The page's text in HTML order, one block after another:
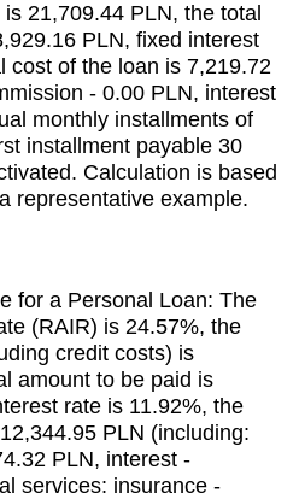
21,709.44 PLN, the total
PLN, fixed interest
cost of the loan is 7,219.72
- 0.00 PLN, interest
monthly installments of
installment payable 30
Calculation is based
representative example.
for a Personal Loan: The
(RAIR) is 24.57%, the
credit costs) is
amount to be paid is
rate is 11.92%, the
PLN (including:
PLN, interest -
services: insurance -